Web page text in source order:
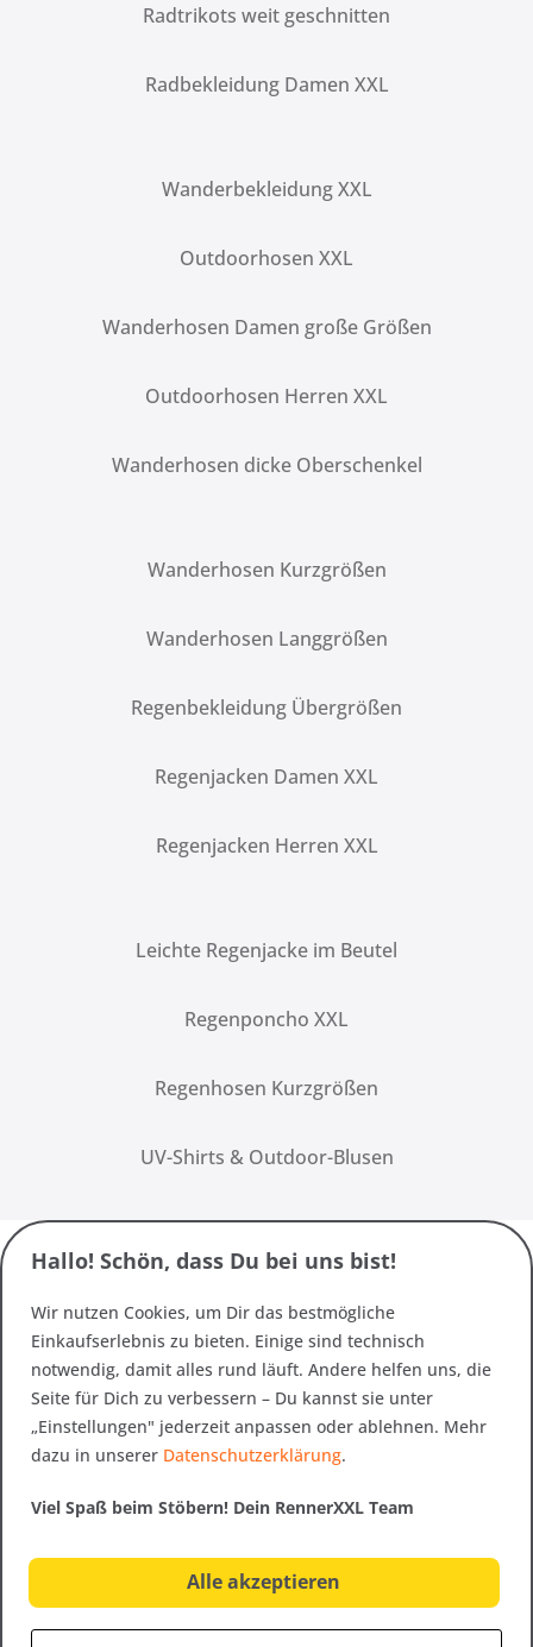
Radtrikots weit geschnitten
Radbekleidung Damen XXL
Wanderbekleidung XXL
Outdoorhosen XXL
Wanderhosen Damen große Größen
Outdoorhosen Herren XXL
Wanderhosen dicke Oberschenkel
Wanderhosen Kurzgrößen
Wanderhosen Langgrößen
Regenbekleidung Übergrößen
Regenjacken Damen XXL
Regenjacken Herren XXL
Leichte Regenjacke im Beutel
Regenponcho XXL
Regenhosen Kurzgrößen
UV-Shirts & Outdoor-Blusen
Hallo! Schön, dass Du bei uns bist!
Wir nutzen Cookies, um Dir das bestmögliche
Einkaufserlebnis zu bieten. Einige sind technisch
notwendig, damit alles rund läuft. Andere helfen uns, die
Seite für Dich zu verbessern – Du kannst sie unter
„Einstellungen" jederzeit anpassen oder ablehnen. Mehr
dazu in unserer Datenschutzerklärung.
Viel Spaß beim Stöbern! Dein RennerXXL Team
Alle akzeptieren